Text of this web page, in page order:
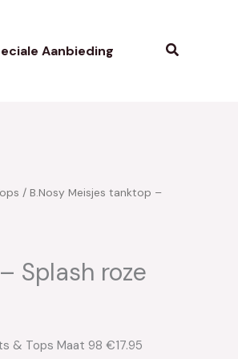
Aanbieding Zoeken
/ B.Nosy Meisjes tanktop –
Splash roze
& Tops Maat 98 €17.95